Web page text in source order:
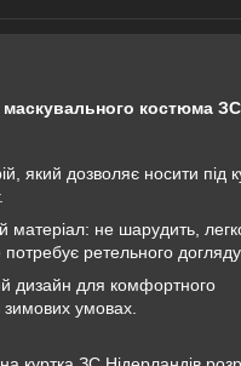
костюма ЗС
який дозволяє носити під
матеріал: не шарудить,
потребує ретельного догляду.
дизайн для комфортного
умовах.